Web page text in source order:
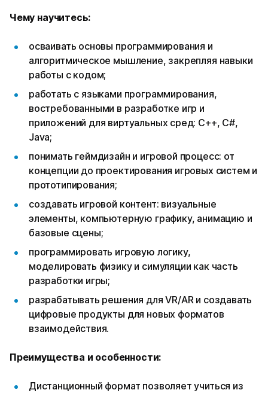
Чему научитесь:
осваивать основы программирования и
алгоритмическое мышление, закрепляя навыки
работы с кодом;
работать с языками программирования,
востребованными в разработке игр и
приложений для виртуальных сред: C++, C#,
Java;
понимать геймдизайн и игровой процесс: от
концепции до проектирования игровых систем и
прототипирования;
создавать игровой контент: визуальные
элементы, компьютерную графику, анимацию и
базовые сцены;
программировать игровую логику,
моделировать физику и симуляции как часть
разработки игры;
разрабатывать решения для VR/AR и создавать
цифровые продукты для новых форматов
взаимодействия.
Преимущества и особенности:
Дистанционный формат позволяет учиться из